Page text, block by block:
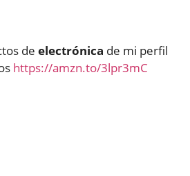
de electrónica de mi perfil
https://amzn.to/3lpr3mC